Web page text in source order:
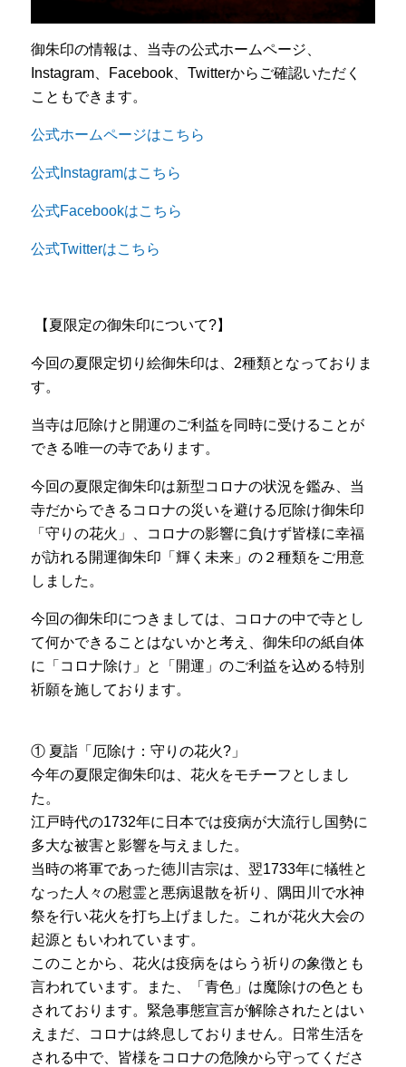
御朱印の情報は、当寺の公式ホームページ、
Instagram、Facebook、Twitterからご確認いただく
こともできます。
公式ホームページはこちら
公式Instagramはこちら
公式Facebookはこちら
公式Twitterはこちら
ㅤ 【夏限定の御朱印について?】 ㅤ
今回の夏限定切り絵御朱印は、2種類となっておりま
す。
当寺は厄除けと開運のご利益を同時に受けることが
できる唯一の寺であります。
今回の夏限定御朱印は新型コロナの状況を鑑み、当
寺だからできるコロナの災いを避ける厄除け御朱印
「守りの花火」、コロナの影響に負けず皆様に幸福
が訪れる開運御朱印「輝く未来」の２種類をご用意
しました。
今回の御朱印につきましては、コロナの中で寺とし
て何かできることはないかと考え、御朱印の紙自体
に「コロナ除け」と「開運」のご利益を込める特別
祈願を施しております。
① 夏詣「厄除け：守りの花火?」
今年の夏限定御朱印は、花火をモチーフとしまし
た。
江戸時代の1732年に日本では疫病が大流行し国勢に
多大な被害と影響を与えました。
当時の将軍であった徳川吉宗は、翌1733年に犠牲と
なった人々の慰霊と悪病退散を祈り、隅田川で水神
祭を行い花火を打ち上げました。これが花火大会の
起源ともいわれています。
このことから、花火は疫病をはらう祈りの象徴とも
言われています。また、「青色」は魔除けの色とも
されております。 緊急事態宣言が解除されたとはい
えまだ、コロナは終息しておりません。日常生活を
される中で、皆様をコロナの危険から守ってくださ